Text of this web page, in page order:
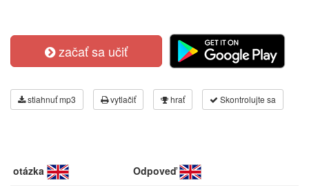
začať sa učiť
stiahnuť mp3 vytlačiť hrať Skontrolujte sa
otázka Odpoveď